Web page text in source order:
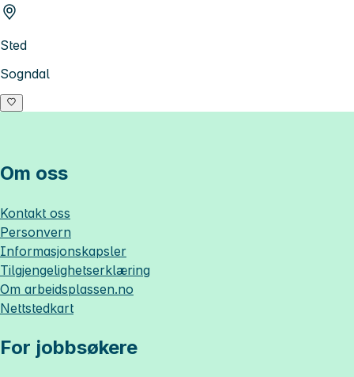
Sted
Sogndal
Om oss
Kontakt oss
Personvern
Informasjonskapsler
Tilgjengelighetserklæring
Om arbeidsplassen.no
Nettstedkart
For jobbsøkere